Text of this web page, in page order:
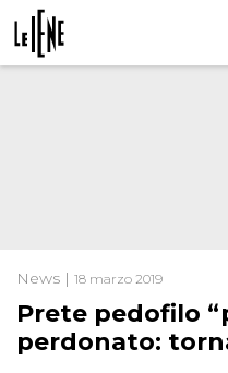
News | 18 marzo 2019
Prete pedofilo
perdonato: